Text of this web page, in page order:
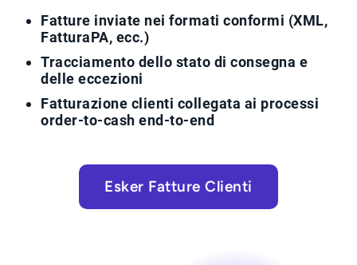
Fatture inviate nei formati conformi (XML,
FatturaPA, ecc.)
Tracciamento dello stato di consegna e
delle eccezioni
Fatturazione clienti collegata ai processi
order-to-cash end-to-end
Esker Fatture Clienti